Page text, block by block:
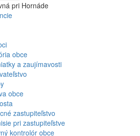
pri Hornáde
obce
a zaujímavosti
obce
zastupiteľstvo
pri zastupiteľstve
kontrolór obce